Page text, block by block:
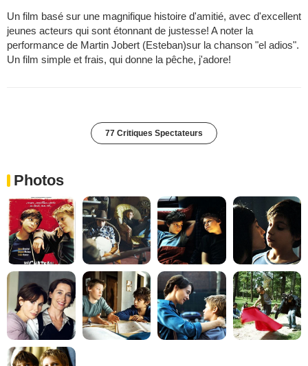
Un film basé sur une magnifique histoire d'amitié, avec d'excellent
jeunes acteurs qui sont étonnant de justesse! A noter la
performance de Martin Jobert (Esteban)sur la chanson "el adios".
Un film simple et frais, qui donne la pêche, j'adore!
77 Critiques Spectateurs
Photos